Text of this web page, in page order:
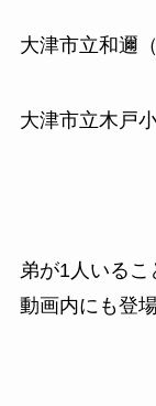
大津市立和邇
大津市立木戸
弟が1人いる
動画内にも登